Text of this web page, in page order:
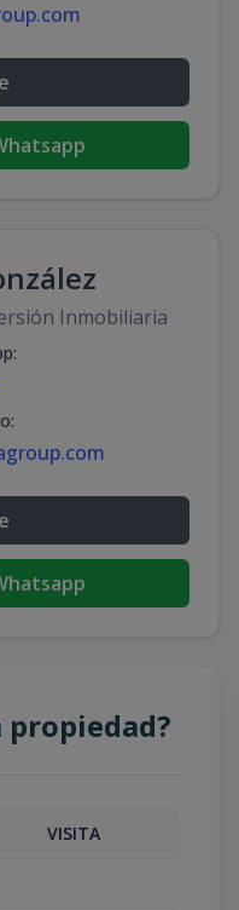
Inmobiliaria
:
:
propiedad?
VISITA